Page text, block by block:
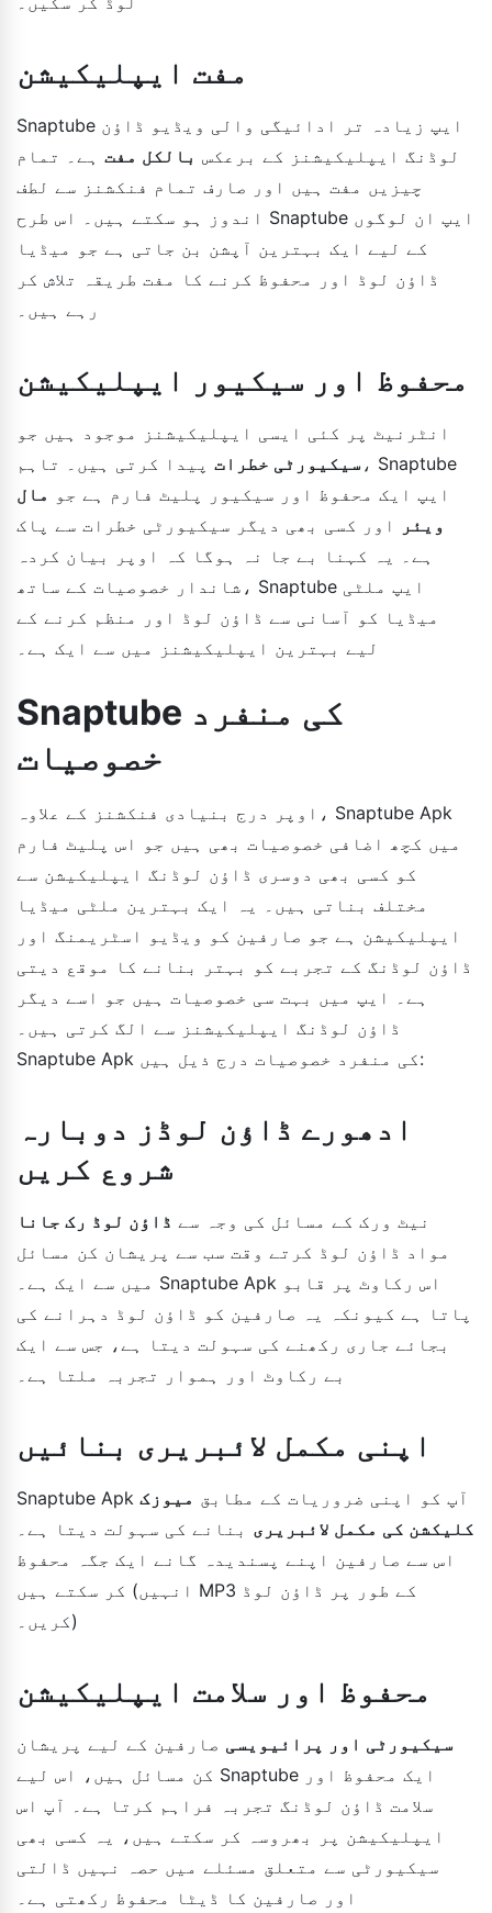
مفت ایپلیکیشن
Snaptube ایپ زیادہ تر ادائیگی والی ویڈیو ڈاؤن
لوڈنگ ایپلیکیشنز کے برعکس بالکل مفت ہے۔ تمام
چیزیں مفت ہیں اور صارف تمام فنکشنز سے لطف
اندوز ہو سکتے ہیں۔ اس طرح Snaptube ایپ ان لوگوں
کے لیے ایک بہترین آپشن بن جاتی ہے جو میڈیا
ڈاؤن لوڈ اور محفوظ کرنے کا مفت طریقہ تلاش کر
رہے ہیں۔
محفوظ اور سیکیور ایپلیکیشن
انٹرنیٹ پر کئی ایسی ایپلیکیشنز موجود ہیں جو
سیکیورٹی خطرات پیدا کرتی ہیں۔ تاہم، Snaptube
ایپ ایک محفوظ اور سیکیور پلیٹ فارم ہے جو مال
ویئر
اور کسی بھی دیگر سیکیورٹی خطرات سے پاک
ہے۔ یہ کہنا بے جا نہ ہوگا کہ اوپر بیان کردہ
شاندار خصوصیات کے ساتھ، Snaptube ایپ ملٹی
میڈیا کو آسانی سے ڈاؤن لوڈ اور منظم کرنے کے
لیے بہترین ایپلیکیشنز میں سے ایک ہے۔
Snaptube کی منفرد
خصوصیات
اوپر درج بنیادی فنکشنز کے علاوہ، Snaptube Apk
میں کچھ اضافی خصوصیات بھی ہیں جو اس پلیٹ فارم
کو کسی بھی دوسری ڈاؤن لوڈنگ ایپلیکیشن سے
مختلف بناتی ہیں۔ یہ ایک بہترین ملٹی میڈیا
ایپلیکیشن ہے جو صارفین کو ویڈیو اسٹریمنگ اور
ڈاؤن لوڈنگ کے تجربے کو بہتر بنانے کا موقع دیتی
ہے۔ ایپ میں بہت سی خصوصیات ہیں جو اسے دیگر
ڈاؤن لوڈنگ ایپلیکیشنز سے الگ کرتی ہیں۔
Snaptube Apk کی منفرد خصوصیات درج ذیل ہیں:
ادھورے ڈاؤن لوڈز دوبارہ
شروع کریں
نیٹ ورک کے مسائل کی وجہ سے ڈاؤن لوڈ رک جانا
مواد ڈاؤن لوڈ کرتے وقت سب سے پریشان کن مسائل
میں سے ایک ہے۔ Snaptube Apk اس رکاوٹ پر قابو
پاتا ہے کیونکہ یہ صارفین کو ڈاؤن لوڈ دہرانے کی
بجائے جاری رکھنے کی سہولت دیتا ہے، جس سے ایک
بے رکاوٹ اور ہموار تجربہ ملتا ہے۔
اپنی مکمل لائبریری بنائیں
Snaptube Apk آپ کو اپنی ضروریات کے مطابق میوزک
کلیکشن کی مکمل لائبریری بنانے کی سہولت دیتا ہے۔
اس سے صارفین اپنے پسندیدہ گانے ایک جگہ محفوظ
کر سکتے ہیں (انہیں MP3 کے طور پر ڈاؤن لوڈ
کریں۔)
محفوظ اور سلامت ایپلیکیشن
سیکیورٹی اور پرائیویسی صارفین کے لیے پریشان
کن مسائل ہیں، اس لیے Snaptube ایک محفوظ اور
سلامت ڈاؤن لوڈنگ تجربہ فراہم کرتا ہے۔ آپ اس
ایپلیکیشن پر بھروسہ کر سکتے ہیں، یہ کسی بھی
سیکیورٹی سے متعلق مسئلے میں حصہ نہیں ڈالتی
اور صارفین کا ڈیٹا محفوظ رکھتی ہے۔